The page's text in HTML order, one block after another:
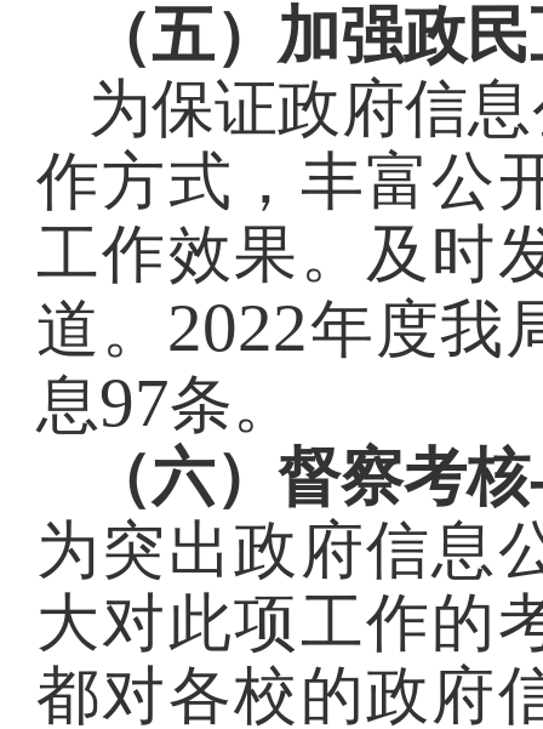
（五）加强政
为保证政府信
作方式，丰富公
工作效果。及时
道。 2022年度我
息97条。
（六）督察考
为突出政府信息
大对此项工作的
都对各校的政府